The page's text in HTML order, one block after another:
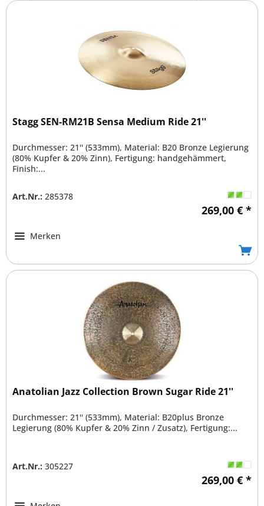
Stagg SEN-RM21B Sensa Medium Ride 21''
Durchmesser: 21'' (533mm), Material: B20 Bronze Legierung
(80% Kupfer & 20% Zinn), Fertigung: handgehämmert,
Finish:...
Art.Nr.: 285378
269,00 € *
Merken
Anatolian Jazz Collection Brown Sugar Ride 21''
Durchmesser: 21'' (533mm), Material: B20plus Bronze
Legierung (80% Kupfer & 20% Zinn / Zusatz), Fertigung:...
Art.Nr.: 305227
269,00 € *